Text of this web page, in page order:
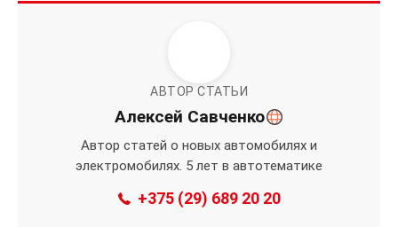
АВТОР СТАТЬИ
Алексей Савченко
Автор статей о новых автомобилях и
электромобилях. 5 лет в автотематике
+375 (29) 689 20 20